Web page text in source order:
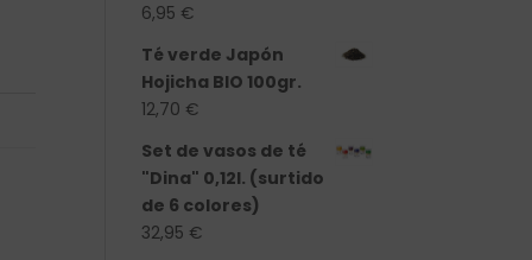
6,95 €
Té verde Japón
Hojicha BIO 100gr.
12,70 €
Set de vasos de té
"Dina" 0,12l. (surtido
de 6 colores)
32,95 €